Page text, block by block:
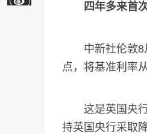
四年多来首
中新社伦敦8月
点，将基准利率
这是英国央行
持英国央行采取